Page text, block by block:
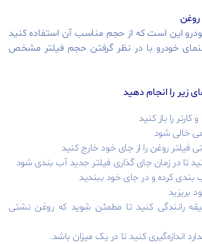
روغن
این است که از حجم مناسب آن استفاده کنید
خودرو با در نظر گرفتن حجم فیلتر مشخص
زیر را انجام دهید
را باز کنید
خالی شود
فیلتر روغن را از جای خود خارج کنید
تا در زمان جای گذاری فیلتر جدید آب بندی شود
آب بندی کرده و در جای خود ببندید
بریزید
رانندگی کنید تا مطمئن شوید که روغن نشتی
اندازه‌گیری کنید تا در یک میزان باشد.